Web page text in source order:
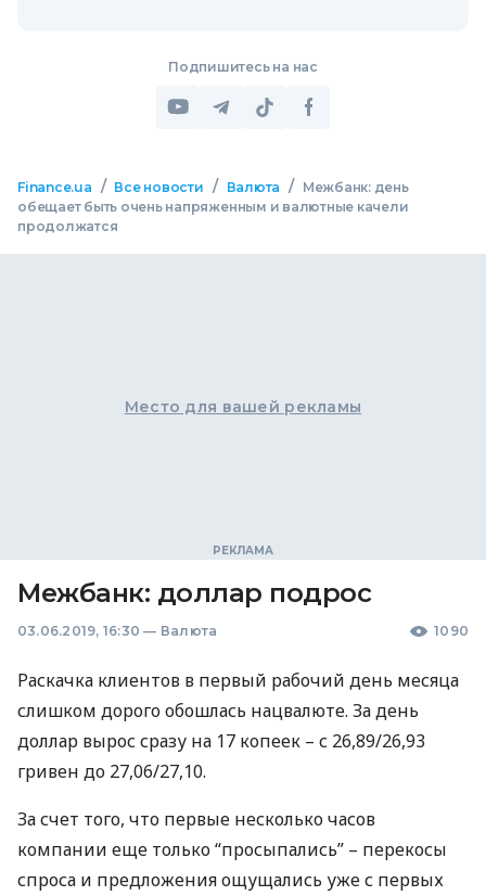
Подпишитесь на нас
Finance.ua / Все новости / Валюта /
Межбанк: день
обещает быть очень напряженным и валютные качели
продолжатся
Место для вашей рекламы
Межбанк: доллар подрос
03.06.2019, 16:30 — Валюта 1090
Раскачка клиентов в первый рабочий день месяца
слишком дорого обошлась нацвалюте. За день
доллар вырос сразу на 17 копеек – с 26,89/26,93
гривен до 27,06/27,10.
За счет того, что первые несколько часов
компании еще только “просыпались” – перекосы
спроса и предложения ощущались уже с первых